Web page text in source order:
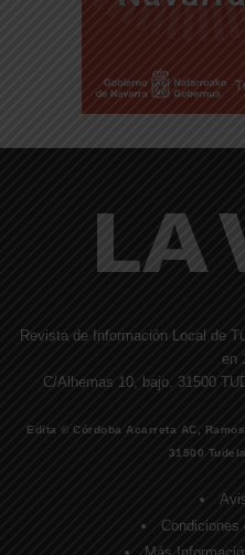
Revista de Información Local de
en
C/Alhemas 10, bajo. 31500
Edita © Córdoba Acarreta AC,
31500